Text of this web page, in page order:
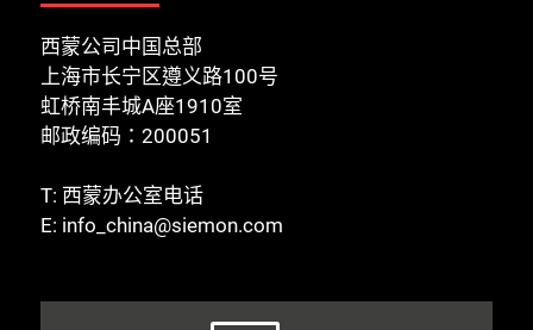
西蒙公司中国总部
上海市长宁区遵义路100号
虹桥南丰城A座1910室
邮政编码：200051
T: 西蒙办公室电话
E: info_china@siemon.com